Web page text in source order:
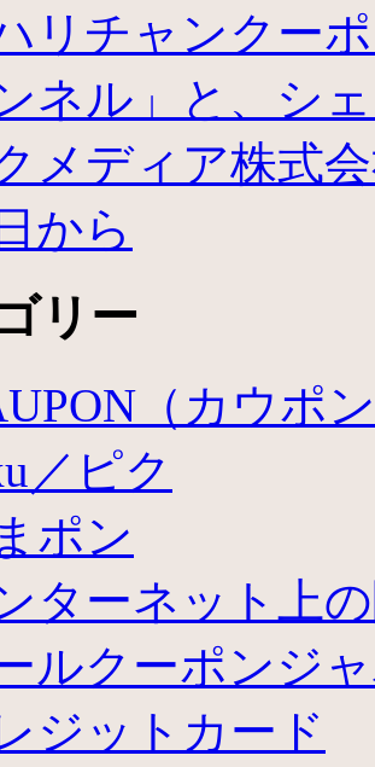
ハリチャンクー
ネル」と、シ
メディア株式
から
リー
（カウポ
／ピク
ポン
ターネット上
ルクーポンジ
ジットカード